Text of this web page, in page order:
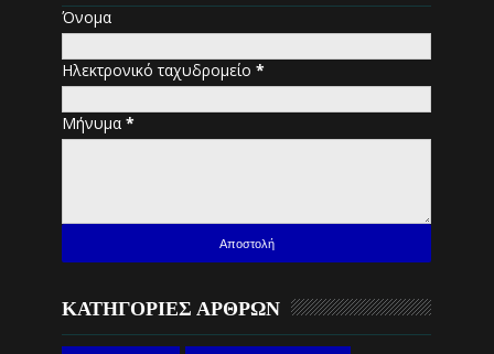
Όνομα
Ηλεκτρονικό ταχυδρομείο*
Μήνυμα*
ΚΑΤΗΓΟΡΙΕΣ ΑΡΘΡΩΝ